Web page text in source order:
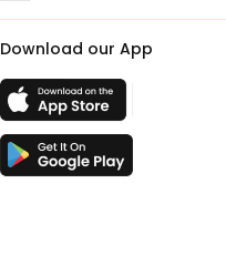
Download our App